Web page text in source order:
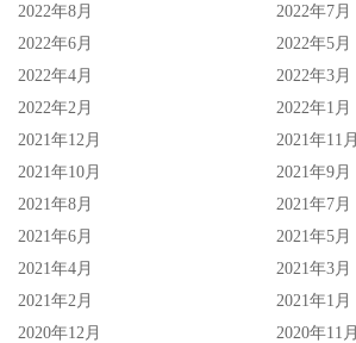
2022年8月
2022年7月
2022年6月
2022年5月
2022年4月
2022年3月
2022年2月
2022年1月
2021年12月
2021年11月
2021年10月
2021年9月
2021年8月
2021年7月
2021年6月
2021年5月
2021年4月
2021年3月
2021年2月
2021年1月
2020年12月
2020年11月